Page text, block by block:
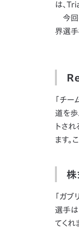
は、
今回
界選手
「チ
道を
トさ
ます。
株
「ガ
選手
てくれ